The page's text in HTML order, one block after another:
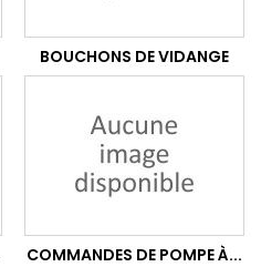
BOUCHONS DE VIDANGE
COMMANDES DE POMPE À...